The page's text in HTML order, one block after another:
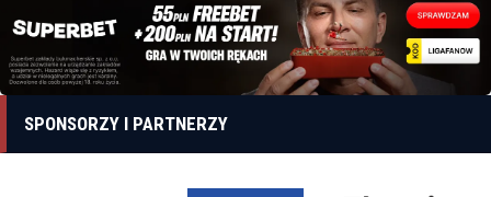
SPONSORZY I PARTNERZY